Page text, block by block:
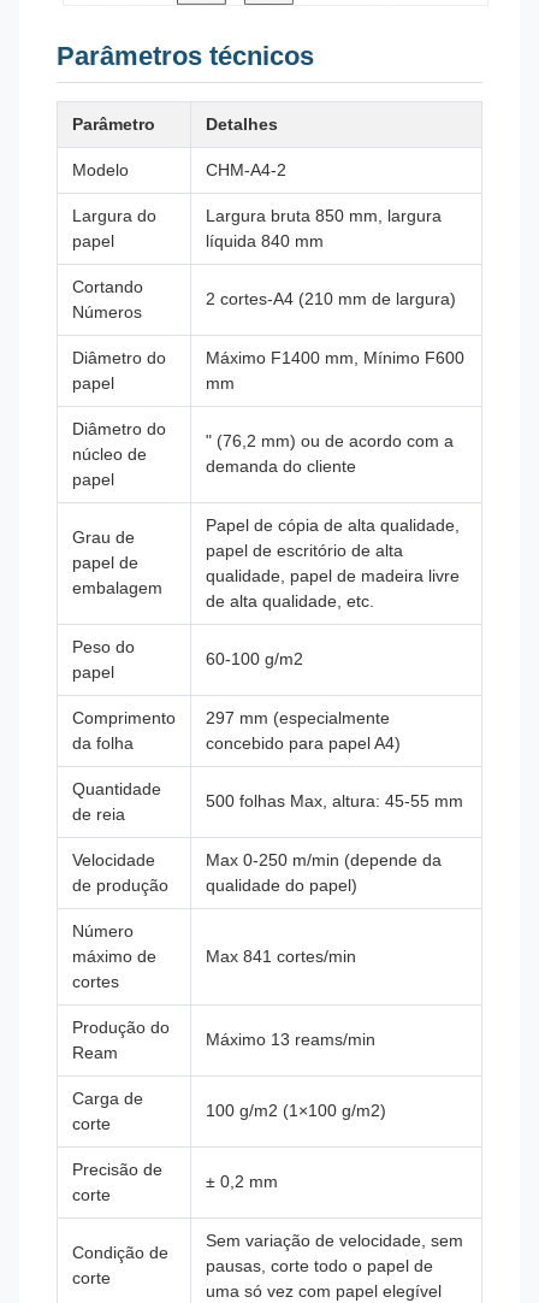
Parâmetros técnicos
Parâmetro Detalhes
Modelo CHM-A4-2
Largura do
papel
Largura bruta 850 mm, largura
líquida 840 mm
Cortando
Números
2 cortes-A4 (210 mm de largura)
Diâmetro do
papel
Máximo F1400 mm, Mínimo F600
mm
Diâmetro do
núcleo de
papel
" (76,2 mm) ou de acordo com a
demanda do cliente
Grau de
papel de
embalagem
Papel de cópia de alta qualidade,
papel de escritório de alta
qualidade, papel de madeira livre
de alta qualidade, etc.
Peso do
papel
60-100 g/m2
Comprimento
da folha
297 mm (especialmente
concebido para papel A4)
Quantidade
de reia
500 folhas Max, altura: 45-55 mm
Velocidade
de produção
Max 0-250 m/min (depende da
qualidade do papel)
Número
máximo de
cortes
Max 841 cortes/min
Produção do
Ream
Máximo 13 reams/min
Carga de
corte
100 g/m2 (1×100 g/m2)
Precisão de
corte
± 0,2 mm
Condição de
corte
Sem variação de velocidade, sem
pausas, corte todo o papel de
uma só vez com papel elegível